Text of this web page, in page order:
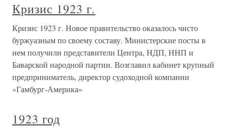
Кризис 1923 г.
Кризис 1923 г. Новое правительство оказалось чисто
буржуазным по своему составу. Министерские посты в
нем получили представители Центра, НДП, ННП и
Баварской народной партии. Возглавил кабинет крупный
предприниматель, директор судоходной компании
«Гамбург-Америка»
1923 год